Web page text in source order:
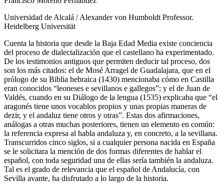
Universidad de Alcalá / Alexander von Humboldt Professor.
Heidelberg Universität
Cuenta la historia que desde la Baja Edad Media existe conciencia
del proceso de dialectalización que el castellano ha experimentado.
De los testimonios antiguos que permiten deducir tal proceso, dos
son los más citados: el de Mosé Arragel de Guadalajara, que en el
prólogo de su Biblia hebraica (1430) mencionaba cómo en Castilla
eran conocidos “leoneses e sevillanos e gallegos”; y el de Juan de
Valdés, cuando en su Diálogo de la lengua (1535) explicaba que “el
aragonés tiene unos vocablos propios y unas propias maneras de
dezir, y el andaluz tiene otros y otras”. Estas dos afirmaciones,
análogas a otras muchas posteriores, tienen un elemento en común:
la referencia expresa al habla andaluza y, en concreto, a la sevillana.
Transcurridos cinco siglos, si a cualquier persona nacida en España
se le solicitara la mención de dos formas diferentes de hablar el
español, con toda seguridad una de ellas sería también la andaluza.
Tal es el grado de relevancia que el español de Andalucía, con
Sevilla avante, ha disfrutado a lo largo de la historia.